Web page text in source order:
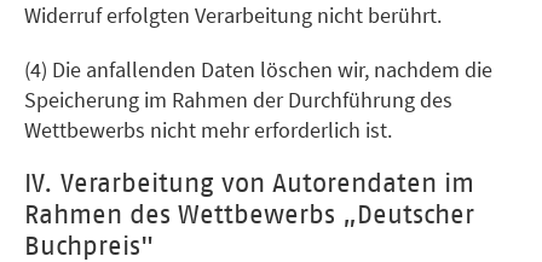
Widerruf erfolgten Verarbeitung nicht berührt.
(4) Die anfallenden Daten löschen wir, nachdem die
Speicherung im Rahmen der Durchführung des
Wettbewerbs nicht mehr erforderlich ist.
IV. Verarbeitung von Autorendaten im
Rahmen des Wettbewerbs „Deutscher
Buchpreis"